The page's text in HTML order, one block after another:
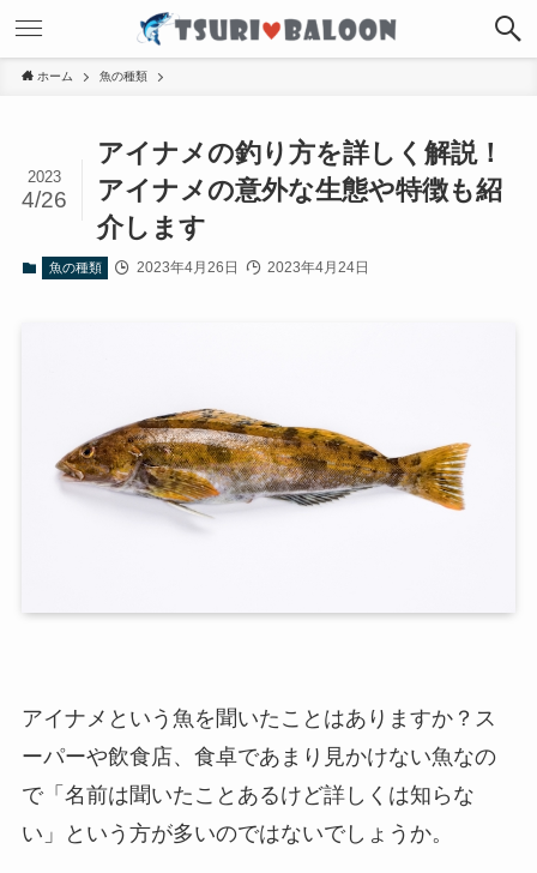
ホーム 魚の種類
アイナメの釣り方を詳しく解説！
アイナメの意外な生態や特徴も紹
介します
2023
4/26
魚の種類 2023年4月26日 2023年4月24日
アイナメという魚を聞いたことはありますか？ス
ーパーや飲食店、食卓であまり見かけない魚なの
で「名前は聞いたことあるけど詳しくは知らな
い」という方が多いのではないでしょうか。